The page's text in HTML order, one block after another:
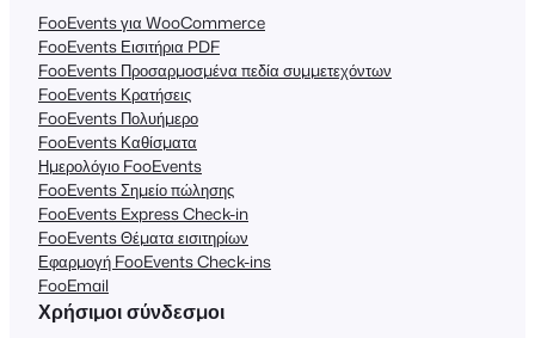
FooEvents για WooCommerce
FooEvents Εισιτήρια PDF
FooEvents Προσαρμοσμένα πεδία συμμετεχόντων
FooEvents Κρατήσεις
FooEvents Πολυήμερο
FooEvents Καθίσματα
Ημερολόγιο FooEvents
FooEvents Σημείο πώλησης
FooEvents Express Check-in
FooEvents Θέματα εισιτηρίων
Εφαρμογή FooEvents Check-ins
FooEmail
Χρήσιμοι σύνδεσμοι